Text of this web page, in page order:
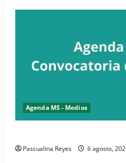
Agenda MS - Medios
Pascualina Reyes 6 agosto,